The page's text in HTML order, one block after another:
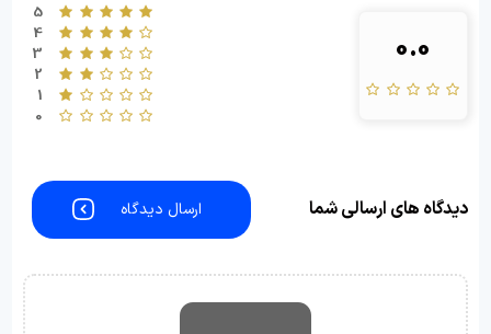
0.0
5
4
3
2
1
0
دیدگاه های ارسالی شما ارسال دیدگاه